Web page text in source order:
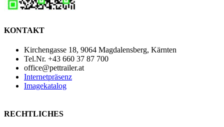
KONTAKT
Kirchengasse 18, 9064 Magdalensberg, Kärnten
Tel.Nr. +43 660 37 87 700
office@pettrailer.at
Internetpräsenz
Imagekatalog
RECHTLICHES